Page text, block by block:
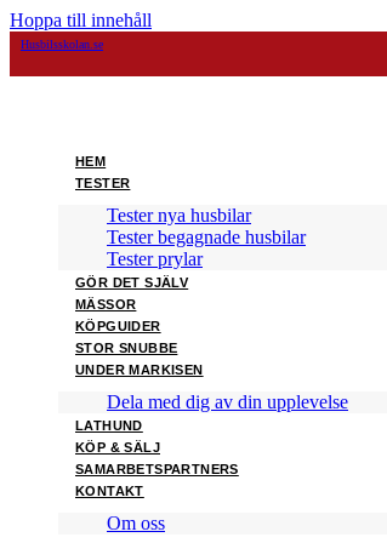
Hoppa till innehåll
Husbilsskolan.se
HEM
TESTER
Tester nya husbilar
Tester begagnade husbilar
Tester prylar
GÖR DET SJÄLV
MÄSSOR
KÖPGUIDER
STOR SNUBBE
UNDER MARKISEN
Dela med dig av din upplevelse
LATHUND
KÖP & SÄLJ
SAMARBETSPARTNERS
KONTAKT
Om oss